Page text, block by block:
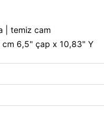
| temiz cam
cm 6,5" çap x 10,83" Y